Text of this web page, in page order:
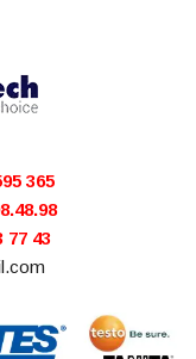
365
77 43